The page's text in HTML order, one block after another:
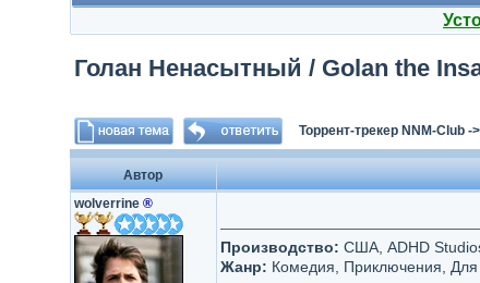
Голан Ненасытный / Golan the
Торрент-трекер NNM-Club->
Автор
wolverrine ®
Производство: США, ADHD
Жанр: Комедия, Приключения, Для